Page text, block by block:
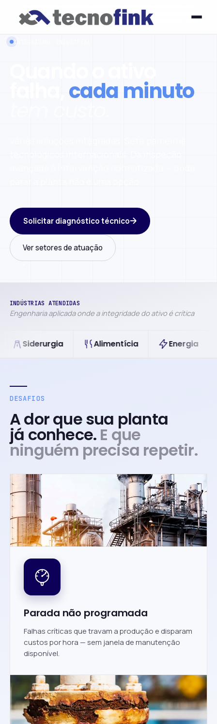
INTEGRIDADE INDUSTRIAL
cada minuto
Solicitar diagnóstico técnico
Ver setores de atuação
INDÚSTRIAS ATENDIDAS
Engenharia aplicada onde a integridade do ativo é crítica
Alimentícia Energia
DESAFIOS
A dor que sua planta
já conhece. E que
ninguém precisa repetir.
Parada não programada
Falhas críticas que travam a produção e disparam
custos por hora — sem janela de manutenção
disponível.